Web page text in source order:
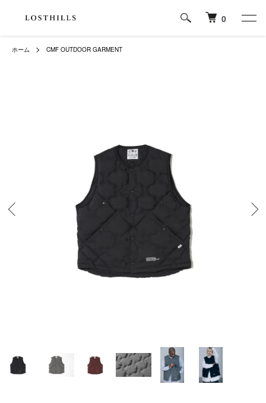
0
ホーム CMF OUTDOOR GARMENT